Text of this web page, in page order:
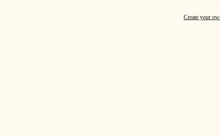
Create your